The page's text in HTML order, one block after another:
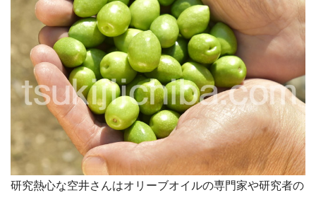
研究熱心な空井さんはオリーブオイルの専門家や研究者の